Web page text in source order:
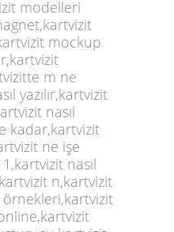
modelleri
mockup
m ne
yazılır,kartvizit
nasıl
kadar,kartvizit
ne işe
nasıl
n,kartvizit